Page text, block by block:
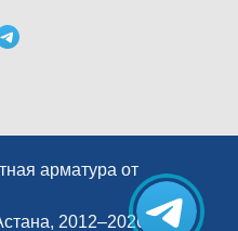
арматура от
2012–2026
|